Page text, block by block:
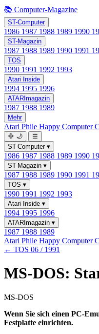
📚 Computer-Magazine
ST-Computer
1986 1987 1988 1989 1990
ST-Magazin
1987 1988 1989 1990 1991
TOS
1990 1991 1992 1993
Atari Inside
1994 1995 1996
ATARImagazin
1987 1988 1989
Mehr
Atari Phile Happy Computer
🌞 🌙
☰
ST-Computer ▾
1986 1987 1988 1989 1990
ST-Magazin ▾
1987 1988 1989 1990 1991
TOS ▾
1990 1991 1992 1993
Atari Inside ▾
1994 1995 1996
ATARImagazin ▾
1987 1988 1989
Atari Phile Happy Computer
← TOS 06 / 1991
MS-DOS:
MS-DOS
Wenn Sie sich einen PC-
Festplatte einrichten.